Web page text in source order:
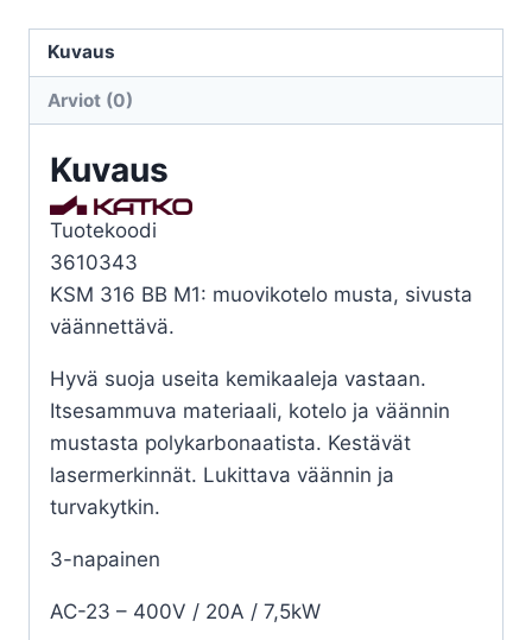
KSM
316
3x16A
7,5kW
MUSTA
määrä
Kuvaus
Arviot (0)
Kuvaus
Tuotekoodi
3610343
KSM 316 BB M1: muovikotelo musta, sivusta
väännettävä.
Hyvä suoja useita kemikaaleja vastaan.
Itsesammuva materiaali, kotelo ja väännin
mustasta polykarbonaatista. Kestävät
lasermerkinnät. Lukittava väännin ja
turvakytkin.
3-napainen
AC-23 – 400V / 20A / 7,5kW